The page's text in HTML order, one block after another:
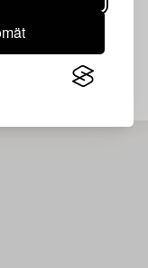
kohteita.